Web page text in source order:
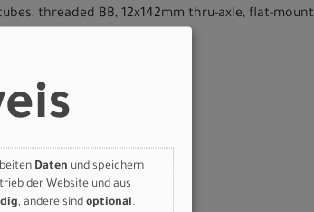
threaded BB, 12x142mm thru-axle, flat-mount
flat-mount disc
Daten und speichern
der Website und aus
, andere sind optional.